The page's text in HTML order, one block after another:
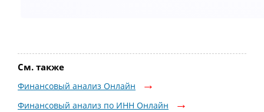
См. также
Финансовый анализ Онлайн
Финансовый анализ по ИНН Онлайн